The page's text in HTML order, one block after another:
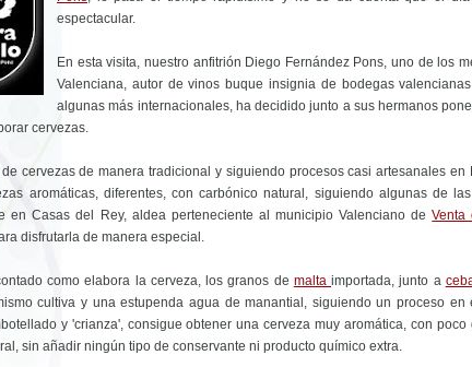
espectacular.
En esta visita, nuestro anfitrión Diego Fernández Pons, uno de los
Valenciana, autor de vinos buque insignia de bodegas
algunas más internacionales, ha decidido junto a sus hermanos
cervezas.
cervezas de manera tradicional y siguiendo procesos casi artesanales
aromáticas, diferentes, con carbónico natural, siguiendo algunas de
en Casas del Rey, aldea perteneciente al municipio Valenciano deVenta
disfrutarla de manera especial.
como elabora la cerveza, los granos de malta importada, junto a
cultiva y una estupenda agua de manantial, siguiendo un proceso
y 'crianza', consigue obtener una cerveza muy aromática, con
sin añadir ningún tipo de conservante ni producto químico extra.